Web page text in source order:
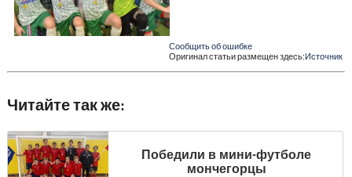
Сообщить об ошибке
Оригинал статьи размещен здесь:Источник
Читайте так же:
Победили в мини-футболе
мончегорцы